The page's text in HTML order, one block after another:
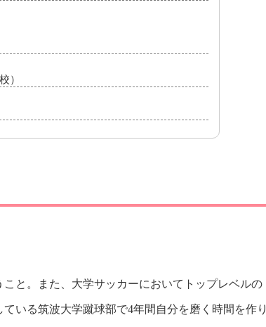
）
と。また、大学サッカーにおいてトップレベルの
いる筑波大学蹴球部で4年間自分を磨く時間を作り